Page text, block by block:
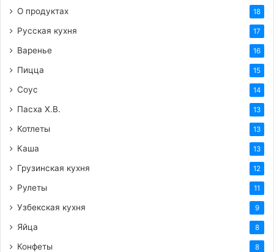
О продуктах 18
Русская кухня 17
Варенье 16
Пицца 15
Соус 14
Пасха Х.В. 13
Котлеты 13
Каша 13
Грузинская кухня 12
Рулеты 11
Узбекская кухня 9
Яйца 8
Конфеты 8